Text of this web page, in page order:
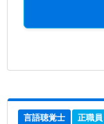
言語聴覚士 正職員